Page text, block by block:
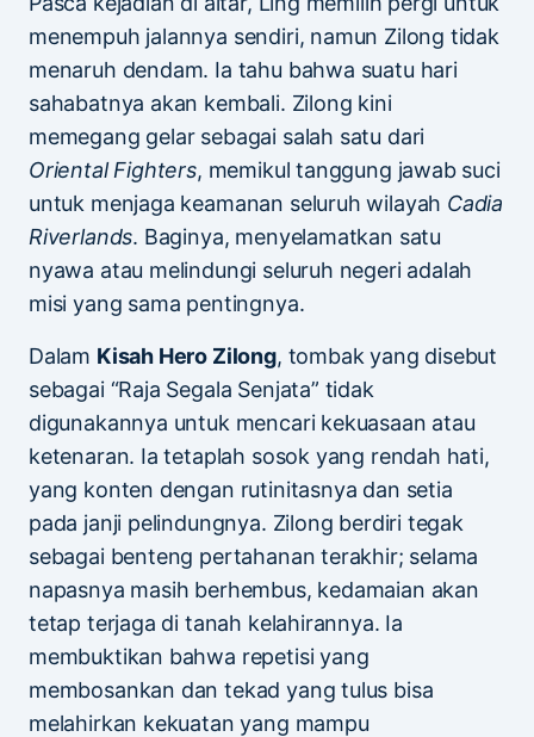
menempuh jalannya sendiri, namun Zilong tidak
menaruh dendam. Ia tahu bahwa suatu hari
sahabatnya akan kembali. Zilong kini
memegang gelar sebagai salah satu dari
Oriental Fighters, memikul tanggung jawab suci
untuk menjaga keamanan seluruh wilayah Cadia
Riverlands. Baginya, menyelamatkan satu
nyawa atau melindungi seluruh negeri adalah
misi yang sama pentingnya.
Dalam Kisah Hero Zilong, tombak yang disebut
sebagai “Raja Segala Senjata” tidak
digunakannya untuk mencari kekuasaan atau
ketenaran. Ia tetaplah sosok yang rendah hati,
yang konten dengan rutinitasnya dan setia
pada janji pelindungnya. Zilong berdiri tegak
sebagai benteng pertahanan terakhir; selama
napasnya masih berhembus, kedamaian akan
tetap terjaga di tanah kelahirannya. Ia
membuktikan bahwa repetisi yang
membosankan dan tekad yang tulus bisa
melahirkan kekuatan yang mampu